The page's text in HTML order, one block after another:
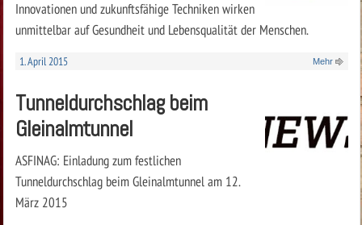
Innovationen und zukunftsfähige Techniken wirken
unmittelbar auf Gesundheit und Lebensqualität der Menschen.
1. April 2015 Mehr
Tunneldurchschlag beim
Gleinalmtunnel
ASFINAG: Einladung zum festlichen
Tunneldurchschlag beim Gleinalmtunnel am 12.
März 2015